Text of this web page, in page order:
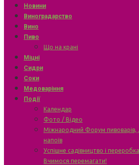
Новини
Виноградарство
Вино
Пиво
Що на крані
Міцні
Сидри
Соки
Медоваріння
Події
Календар
Фото / Відео
Міжнародний Форум пивоварів,
напоїв
Успішне садівництво і
Вчимося перемагати!